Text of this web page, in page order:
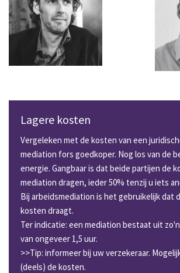
Lagere kosten
Vergeleken met de kosten van een
mediation fors goedkoper. Nog los van de
energie. Gangbaar is dat beide partijen de
mediation dragen, ieder 50% tenzij u iets
Bij arbeidsmediation is het gebruikelijk dat
kosten draagt.
Ter indicatie: een mediation bestaat uit
van ongeveer 1,5 uur.
>>Tip: informeer bij uw verzekeraar.
(deels) de kosten.